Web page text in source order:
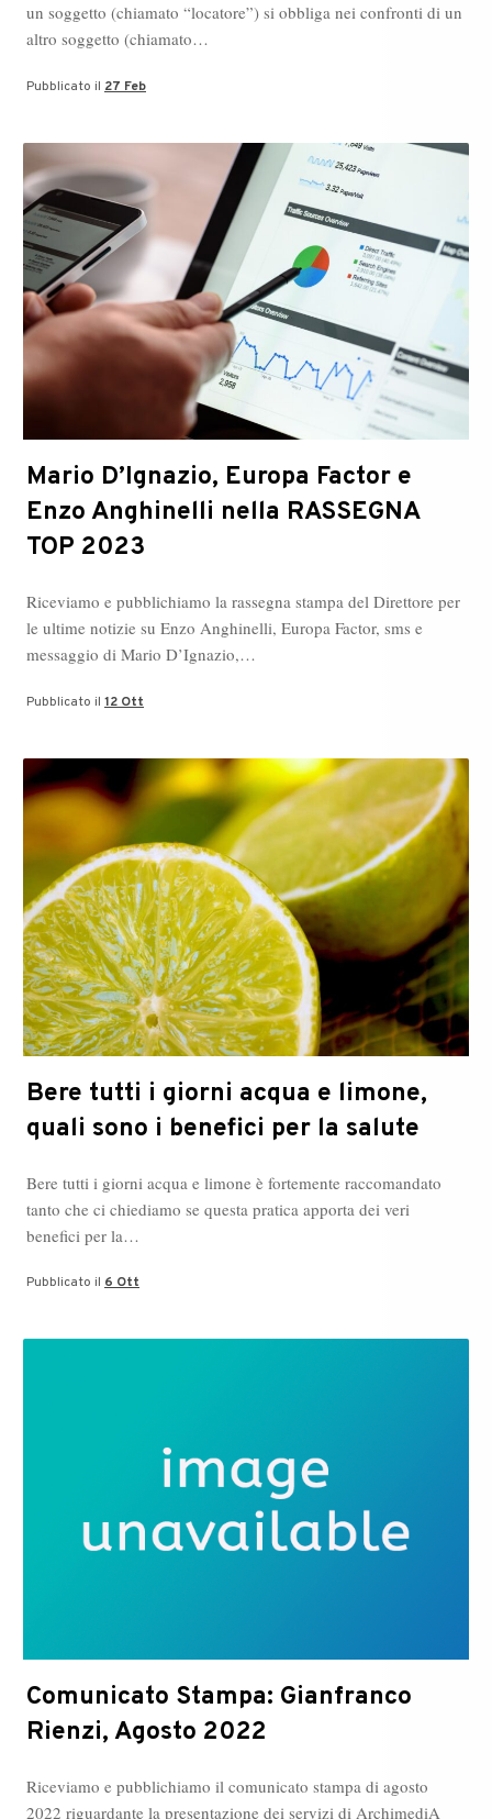
un soggetto (chiamato “locatore”) si obbliga nei confronti di un
altro soggetto (chiamato…
Pubblicato il 27 Feb
Mario D’Ignazio, Europa Factor e
Enzo Anghinelli nella RASSEGNA
TOP 2023
Riceviamo e pubblichiamo la rassegna stampa del Direttore per
le ultime notizie su Enzo Anghinelli, Europa Factor, sms e
messaggio di Mario D’Ignazio,…
Pubblicato il 12 Ott
Bere tutti i giorni acqua e limone,
quali sono i benefici per la salute
Bere tutti i giorni acqua e limone è fortemente raccomandato
tanto che ci chiediamo se questa pratica apporta dei veri
benefici per la…
Pubblicato il 6 Ott
Comunicato Stampa: Gianfranco
Rienzi, Agosto 2022
Riceviamo e pubblichiamo il comunicato stampa di agosto
2022 riguardante la presentazione dei servizi di ArchimediA